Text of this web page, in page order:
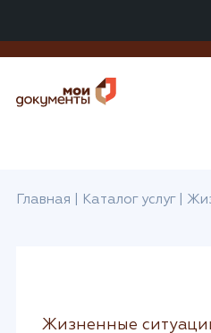
Главная Каталог услуг|
Жизненные